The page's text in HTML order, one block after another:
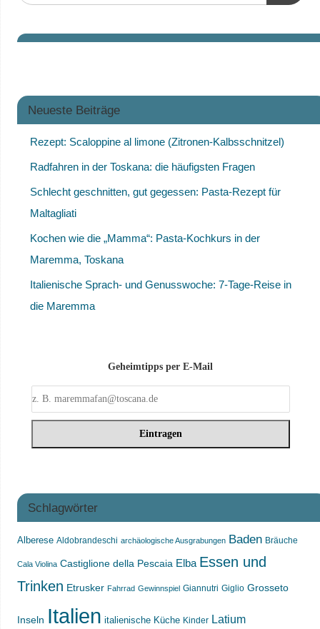
Neueste Beiträge
Rezept: Scaloppine al limone (Zitronen-Kalbsschnitzel)
Radfahren in der Toskana: die häufigsten Fragen
Schlecht geschnitten, gut gegessen: Pasta-Rezept für
Maltagliati
Kochen wie die „Mamma“: Pasta-Kochkurs in der
Maremma, Toskana
Italienische Sprach- und Genusswoche: 7-Tage-Reise in
die Maremma
Geheimtipps per E-Mail
Schlagwörter
Alberese Aldobrandeschi archäologische Ausgrabungen Baden Bräuche
Cala Violina Castiglione della Pescaia Elba Essen und
Trinken Etrusker Fahrrad Gewinnspiel Giannutri Giglio Grosseto
Inseln Italien italienische Küche Kinder Latium